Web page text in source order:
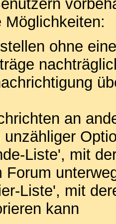
Möglichkeiten:
ohne
an
unzähliger
Liste', mit
Forum
Liste', mit
kann